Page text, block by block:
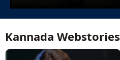
Kannada Webstories